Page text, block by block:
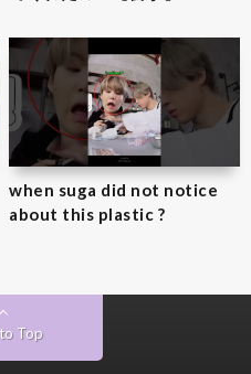
when suga did not notice
about this plastic ?
Top